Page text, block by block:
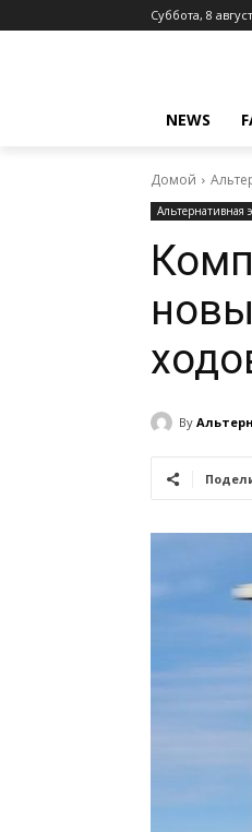
Суббота, 8
NEWS
Домой
Альтернативная
By